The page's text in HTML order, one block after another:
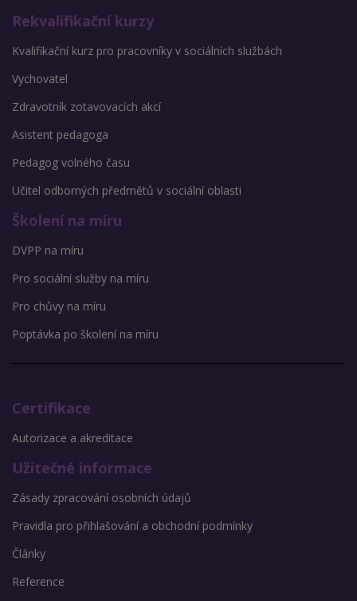
Rekvalifikační kurzy
Kvalifikační kurz pro pracovníky v sociálních službách
Vychovatel
Zdravotník zotavovacích akcí
Asistent pedagoga
Pedagog volného času
Učitel odborných předmětů v sociální oblasti
Školení na míru
DVPP na míru
Pro sociální služby na míru
Pro chůvy na míru
Poptávka po školení na míru
Certifikace
Autorizace a akreditace
Užitečné informace
Zásady zpracování osobních údajů
Pravidla pro přihlašování a obchodní podmínky
Články
Reference